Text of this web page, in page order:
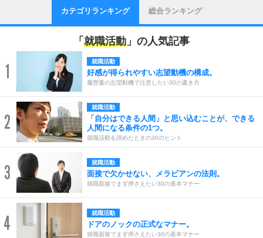
カテゴリランキング 総合ランキング
「 就職活動 」の人気記事
1 就職活動
好感が得られやすい志望動機の構成。
履歴書の志望動機で注意したい30の書き方
2
就職活動
「自分はできる人間」と思い込むことが、できる
人間になる条件の1つ。
就職活動を諦めたときの30のヒント
3 就職活動
面接で欠かせない、メラビアンの法則。
就職面接でまず押さえたい30の基本マナー
4 就職活動
ドアのノックの正式なマナー。
就職面接でまず押さえたい30の基本マナー